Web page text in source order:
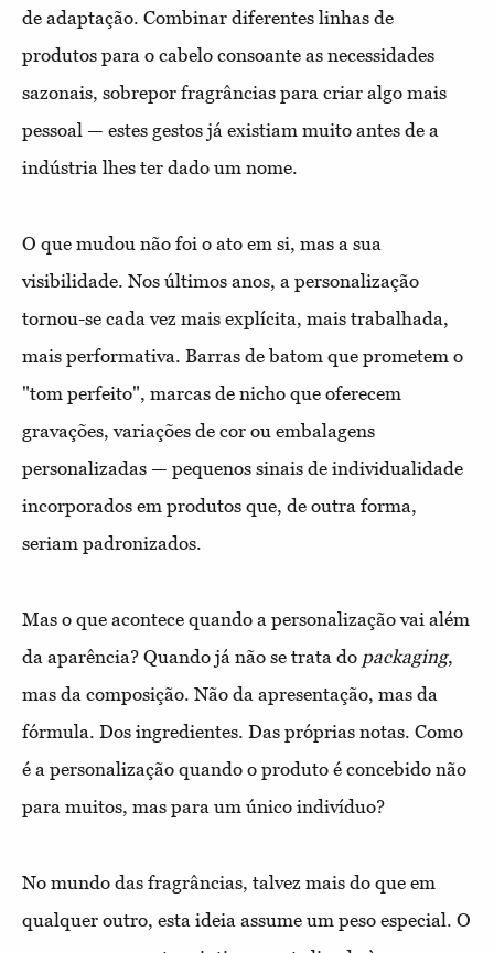
de adaptação. Combinar diferentes linhas de
produtos para o cabelo consoante as necessidades
sazonais, sobrepor fragrâncias para criar algo mais
pessoal — estes gestos já existiam muito antes de a
indústria lhes ter dado um nome.
O que mudou não foi o ato em si, mas a sua
visibilidade. Nos últimos anos, a personalização
tornou-se cada vez mais explícita, mais trabalhada,
mais performativa. Barras de batom que prometem o
"tom perfeito", marcas de nicho que oferecem
gravações, variações de cor ou embalagens
personalizadas — pequenos sinais de individualidade
incorporados em produtos que, de outra forma,
seriam padronizados.
Mas o que acontece quando a personalização vai além
da aparência? Quando já não se trata do packaging,
mas da composição. Não da apresentação, mas da
fórmula. Dos ingredientes. Das próprias notas. Como
é a personalização quando o produto é concebido não
para muitos, mas para um único indivíduo?
No mundo das fragrâncias, talvez mais do que em
qualquer outro, esta ideia assume um peso especial. O